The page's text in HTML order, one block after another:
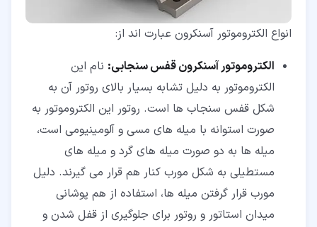
انواع الکتروموتور آسنکرون عبارت اند از:
الکتروموتور آسنکرون قفس سنجابی: نام این
الکتروموتور به دلیل تشابه بسیار بالای روتور آن به
شکل قفس سنجاب ها است. روتور این الکتروموتور به
صورت استوانه با میله های مسی و آلومینیومی است،
میله ها به دو صورت میله های گرد و میله های
مستطیلی به شکل مورب کنار هم قرار می گیرند. دلیل
مورب قرار گرفتن میله ها، استفاده از هم پوشانی
میدان استاتور و روتور برای جلوگیری از قفل شدن و